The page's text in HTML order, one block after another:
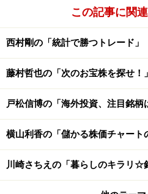
動くことが多くあります。
移動平均乖離率とは、株価と
ているのかを数値化したもの
にあるチャートの株価の近く
す。一般的に、日足チャー
移動平均線、50日移動平均線
株価が移動平均線からどの程
この記事に関
西村剛の「統計で勝つトレード」
藤村哲也の「次のお宝株を探せ！」
戸松信博の「海外投資、注目銘柄
横山利香の「儲かる株価チャート
川崎さちえの「暮らしのキラリ☆